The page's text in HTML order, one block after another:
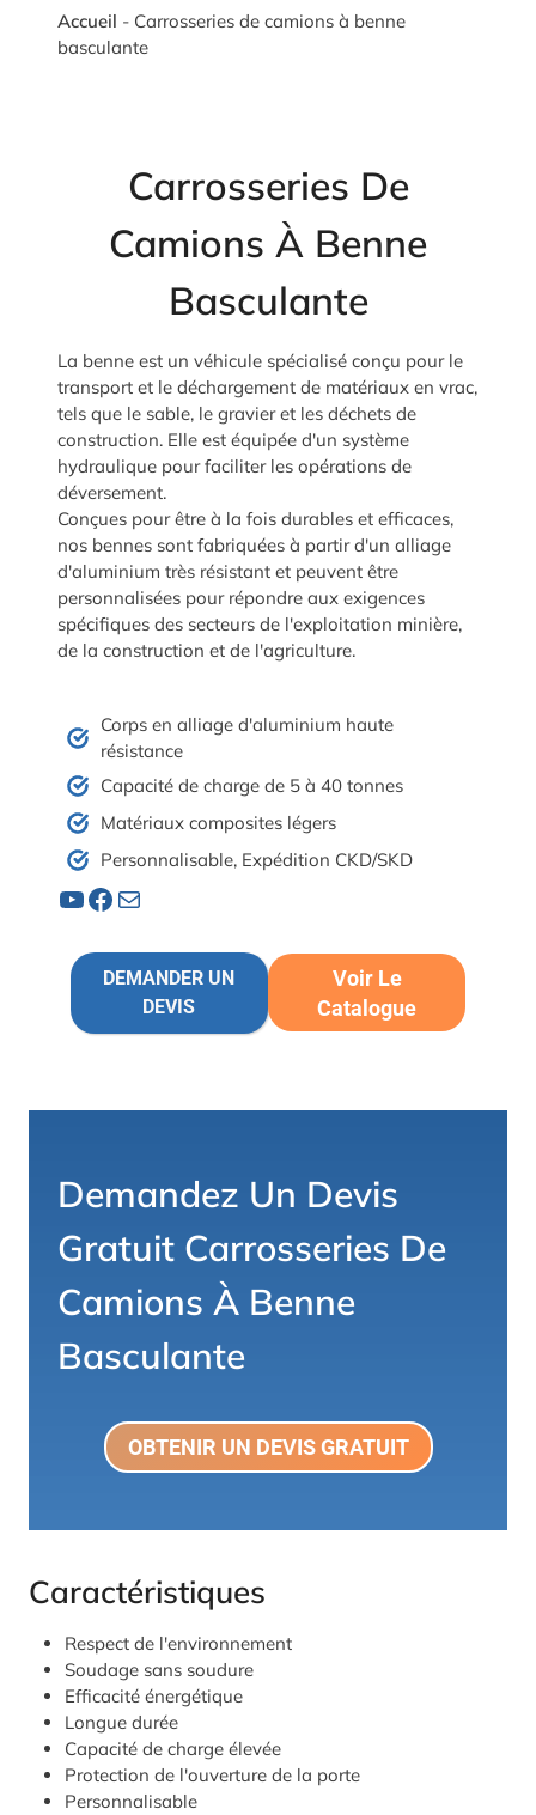
Accueil - Carrosseries de camions à benne
basculante
Carrosseries De
Camions À Benne
Basculante
La benne est un véhicule spécialisé conçu pour le
transport et le déchargement de matériaux en vrac,
tels que le sable, le gravier et les déchets de
construction. Elle est équipée d'un système
hydraulique pour faciliter les opérations de
déversement.
Conçues pour être à la fois durables et efficaces,
nos bennes sont fabriquées à partir d'un alliage
d'aluminium très résistant et peuvent être
personnalisées pour répondre aux exigences
spécifiques des secteurs de l'exploitation minière,
de la construction et de l'agriculture.
Corps en alliage d'aluminium haute
résistance
Capacité de charge de 5 à 40 tonnes
Matériaux composites légers
Personnalisable, Expédition CKD/SKD
YouTube Facebook Courrier
DEMANDER UN
DEVIS
Voir Le
Catalogue
Demandez Un Devis
Gratuit Carrosseries De
Camions À Benne
Basculante
OBTENIR UN DEVIS GRATUIT
Caractéristiques
Respect de l'environnement
Soudage sans soudure
Efficacité énergétique
Longue durée
Capacité de charge élevée
Protection de l'ouverture de la porte
Personnalisable